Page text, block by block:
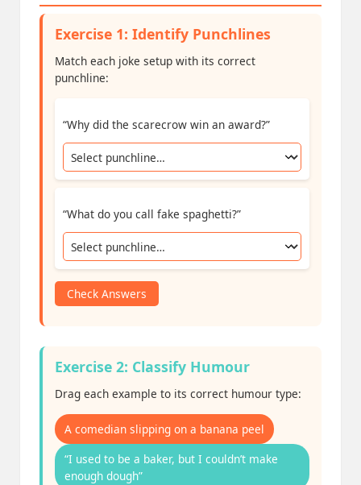
Exercise 1: Identify Punchlines
Match each joke setup with its correct
punchline:
“Why did the scarecrow win an award?”
“What do you call fake spaghetti?”
Check Answers
Exercise 2: Classify Humour
Drag each example to its correct humour type:
A comedian slipping on a banana peel
“I used to be a baker, but I couldn’t make
enough dough”